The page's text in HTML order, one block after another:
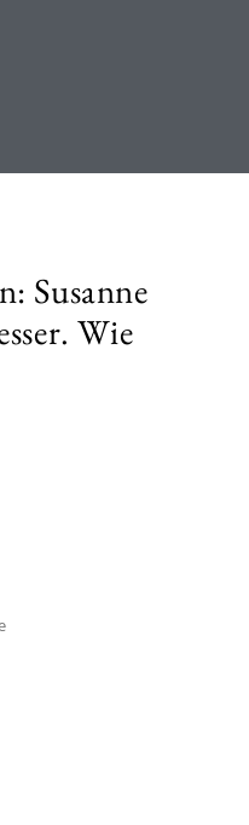
Susanne
Wie